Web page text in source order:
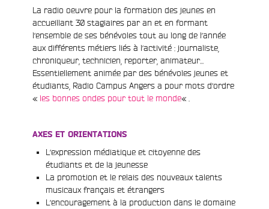
La radio oeuvre pour la formation des jeunes en
accueillant 30 stagiaires par an et en formant
l’ensemble de ses bénévoles tout au long de l’année
aux différents métiers liés à l’activité : journaliste,
chroniqueur, technicien, reporter, animateur…
Essentiellement animée par des bénévoles jeunes et
étudiants, Radio Campus Angers a pour mots d’ordre
« les bonnes ondes pour tout le monde« .
AXES ET ORIENTATIONS
L’expression médiatique et citoyenne des
étudiants et de la jeunesse
La promotion et le relais des nouveaux talents
musicaux français et étrangers
L’encouragement à la production dans le domaine